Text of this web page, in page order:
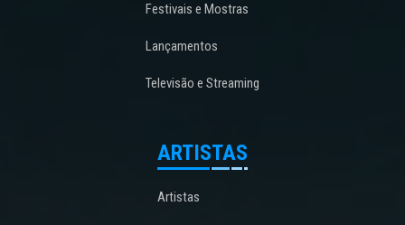
Festivais e Mostras
Lançamentos
Televisão e Streaming
ARTISTAS
Artistas